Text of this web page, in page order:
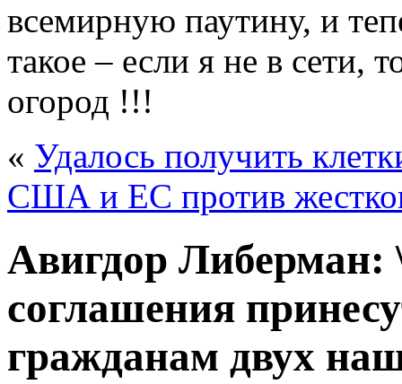
всемирную паутину, и
такое – если я не в сети,
огород !!!
« Удалось получить
США и ЕС против
Авигдор Либерман:
соглашения
гражданам двух